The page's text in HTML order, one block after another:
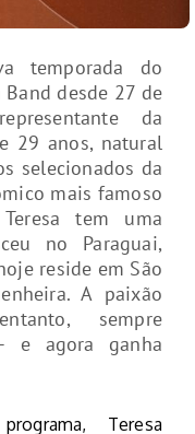
temporada do
desde 27 de
da
29 anos, natural
selecionados da
mais famoso
tem uma
no Paraguai,
reside em São
A paixão
sempre
e agora ganha
Teresa